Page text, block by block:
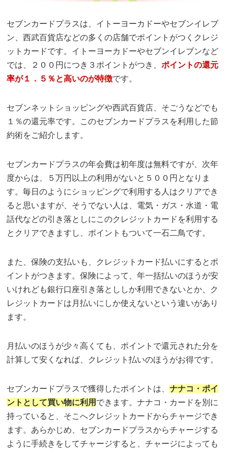
セブンカードプラスは、イトーヨーカドーやセブンイレブ
ン、西武百貨店などの多くの店舗でポイントがつくクレジ
ットカードです。イトーヨーカドーやセブンイレブンなど
では、２００円につき３ポイントがつき、ポイントの還元
率が１．５％と高いのが特徴です。
セブンネットショッピングや西武百貨店、そごうなどでも
１％の還元率です。このセブンカードプラスを利用した節
約術をご紹介します。
セブンカードプラスの年会費は初年度は無料ですが、次年
度からは、５万円以上の利用がないと５００円となりま
す。毎日のようにショッピングで利用する人はクリアでき
ると思いますが、そうでない人は、電気・ガス・水道・電
話代などの引き落としにこのクレジットカードを利用する
とクリアできますし、ポイントもついて一石二鳥です。
また、保険の支払いも、クレジットカード払いにするとポ
イントがつきます。保険によって、年一括払いのほうが安
いけれども銀行口座引き落とししか利用できないとか、ク
レジットカードは月払いにしか使えないという違いがあり
ます。
月払いのほうが少々高くても、ポイントで還元された分を
計算して安くなれば、クレジット払いのほうがお得です。
セブンカードプラスで獲得したポイントは、ナナコ・ポイ
ントとして買い物に利用 できます。ナナコ・カードを別に
持っていると、そこへクレジットカードからチャージでき
ます。あらかじめ、セブンカードプラスからチャージする
ように手続きをしてチャージすると、チャージによっても